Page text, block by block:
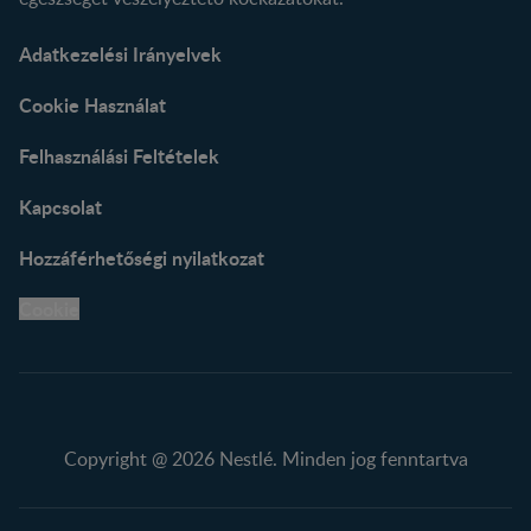
Adatkezelési Irányelvek
Cookie Használat
Felhasználási Feltételek
Kapcsolat
Hozzáférhetőségi nyilatkozat
Copyright @ 2026 Nestlé. Minden jog fenntartva